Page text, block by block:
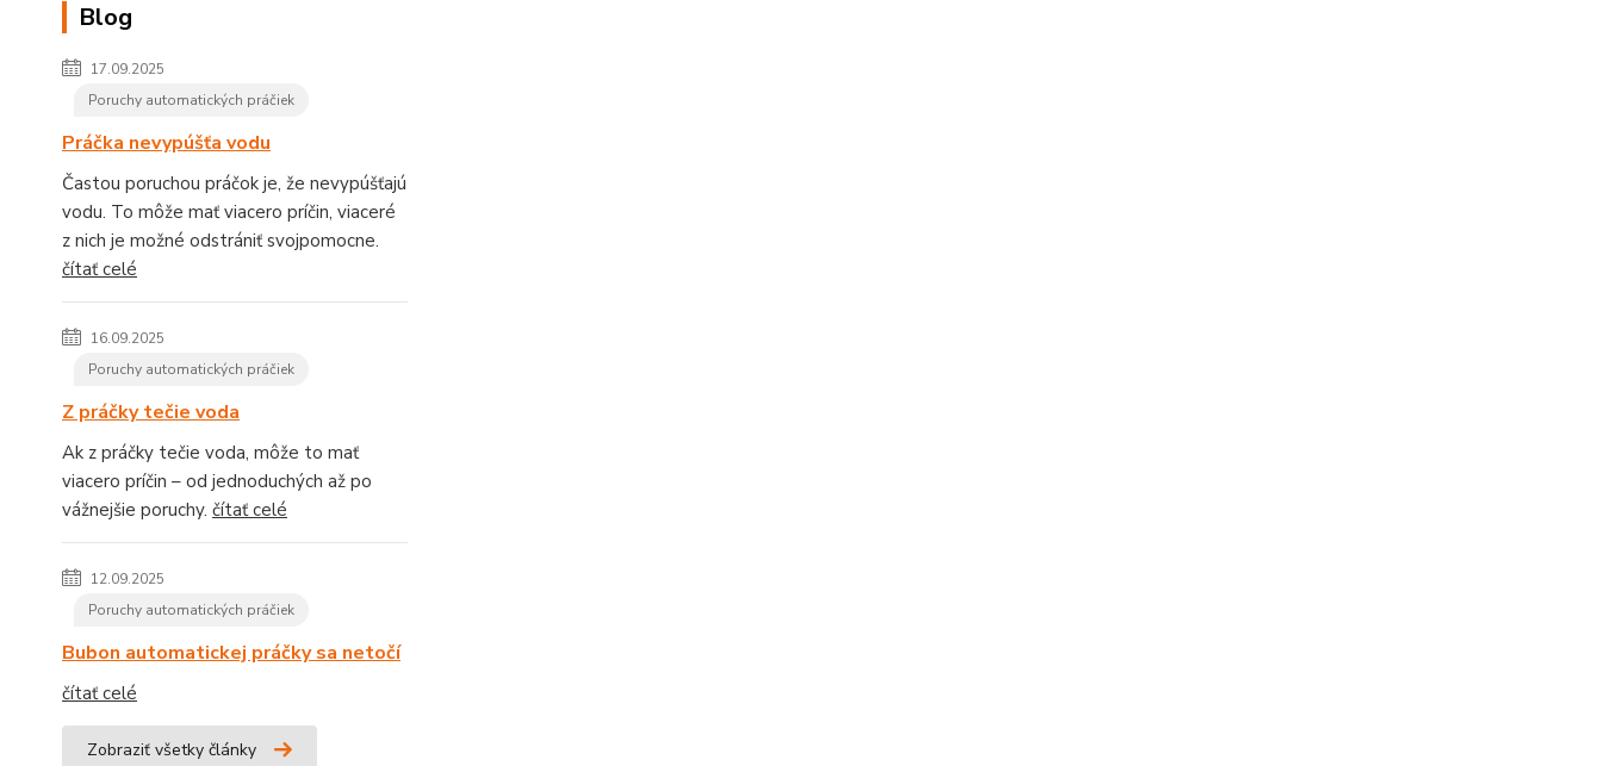
Blog
17.09.2025
Poruchy automatických práčiek
Práčka nevypúšťa vodu
Častou poruchou práčok je, že nevypúšťajú
vodu. To môže mať viacero príčin, viaceré
z nich je možné odstrániť svojpomocne.
čítať celé
16.09.2025
Poruchy automatických práčiek
Z práčky tečie voda
Ak z práčky tečie voda, môže to mať
viacero príčin – od jednoduchých až po
vážnejšie poruchy. čítať celé
12.09.2025
Poruchy automatických práčiek
Bubon automatickej práčky sa netočí
čítať celé
Zobraziť všetky články